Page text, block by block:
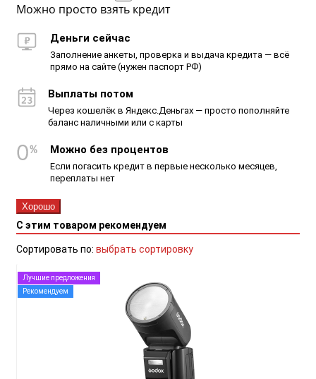
Можно просто взять кредит
Деньги сейчас
Заполнение анкеты, проверка и выдача кредита — всё
прямо на сайте (нужен паспорт РФ)
Выплаты потом
Через кошелёк в Яндекс.Деньгах — просто пополняйте
баланс наличными или с карты
Можно без процентов
Если погасить кредит в первые несколько месяцев,
переплаты нет
Хорошо
С этим товаром рекомендуем
Сортировать по: выбрать сортировку
Лучшие предложения
Рекомендуем